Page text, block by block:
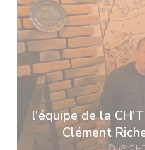
l'équipe de la
Clément